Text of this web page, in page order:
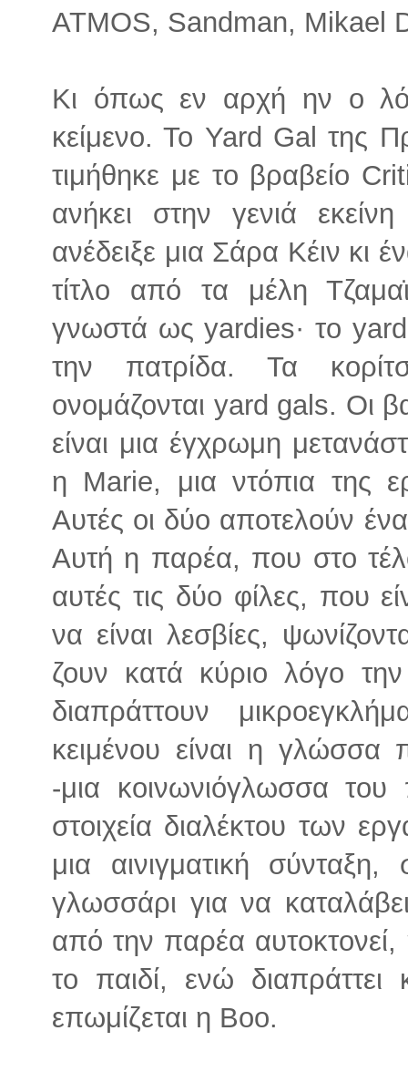
ATMOS, Sandman, Mikael
Κι όπως εν αρχή ην ο
κείμενο. Το Yard Gal της
τιμήθηκε με το βραβείο
ανήκει στην γενιά
ανέδειξε μια Σάρα Κέιν κι
τίτλο από τα μέλη
γνωστά ως yardies· το yard
την πατρίδα. Τα
ονομάζονται yard gals. Οι
είναι μια έγχρωμη
η Marie, μια ντόπια της
Αυτές οι δύο αποτελούν
Αυτή η παρέα, που στο
αυτές τις δύο φίλες, που
να είναι λεσβίες,
ζουν κατά κύριο λόγο
διαπράττουν
κειμένου είναι η γλώσσα
-μια κοινωνιόγλωσσα του
στοιχεία διαλέκτου των
μια αινιγματική
γλωσσάρι για να
από την παρέα αυτοκτονεί,
το παιδί, ενώ
επωμίζεται η Boo.